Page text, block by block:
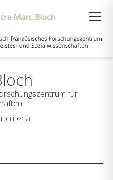
für
criteria.